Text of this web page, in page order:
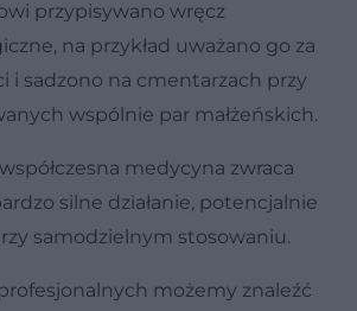
przypisywano wręcz
na przykład uważano go za
i sadzono na cmentarzach przy
wspólnie par małżeńskich.
medycyna zwraca
silne działanie, potencjalnie
samodzielnym stosowaniu.
możemy znaleźć